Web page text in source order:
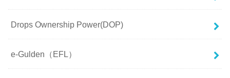
Drops Ownership Power(DOP)
e-Gulden（EFL）